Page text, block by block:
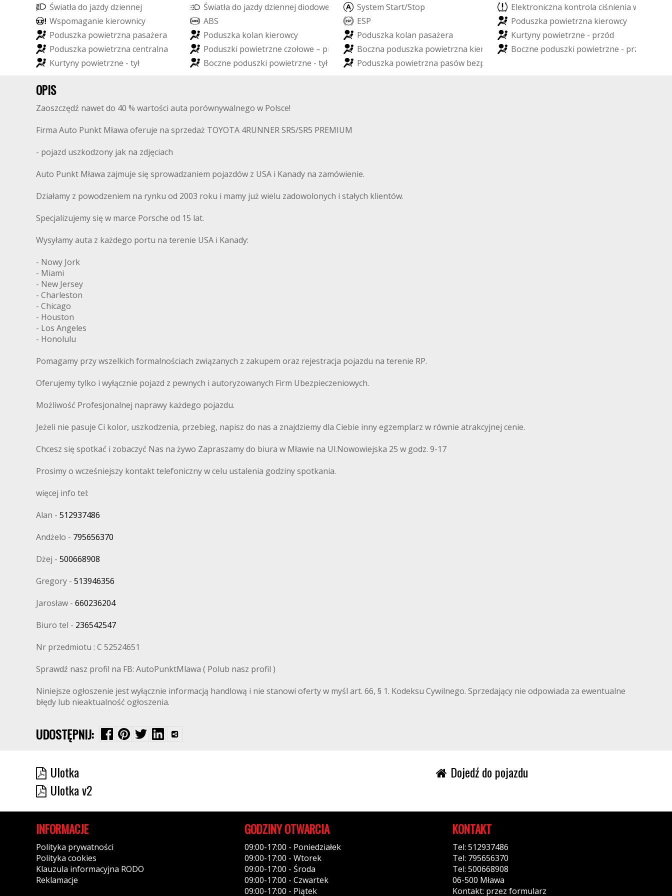
Światła do jazdydziennej Światła do jazdy dziennej diodowe D System Start/Stop Elektroniczna kontrola ciśnienia w
Wspomaganie kierownicy ABS ESP Poduszka powietrzna kierowcy
Poduszka powietrzna pasażera Poduszka kolan kierowcy Poduszka kolan pasażera Kurtyny powietrzne - przód
Poduszka powietrzna centralna Poduszki powietrzne czołowe – pr Boczna poduszka powietrzna kier y Boczne poduszki powietrzne - prz
Kurtyny powietrzne - tył Boczne poduszki powietrzne - tył Poduszka powietrzna pasów bezp
OPIS
Zaoszczędź nawet do 40 % wartości auta porównywalnego w Polsce!
Firma Auto Punkt Mława oferuje na sprzedaż TOYOTA 4RUNNER SR5/SR5 PREMIUM
- pojazd uszkodzony jak na zdjęciach
Auto Punkt Mława zajmuje się sprowadzaniem pojazdów z USA i Kanady na zamówienie.
Działamy z powodzeniem na rynku od 2003 roku i mamy już wielu zadowolonych i stałych klientów.
Specjalizujemy się w marce Porsche od 15 lat.
Wysyłamy auta z każdego portu na terenie USA i Kanady:
- Nowy Jork
- Miami
- New Jersey
- Charleston
- Chicago
- Houston
- Los Angeles
- Honolulu
Pomagamy przy wszelkich formalnościach związanych z zakupem oraz rejestracja pojazdu na terenie RP.
Oferujemy tylko i wyłącznie pojazd z pewnych i autoryzowanych Firm Ubezpieczeniowych.
Możliwość Profesjonalnej naprawy każdego pojazdu.
Jeżeli nie pasuje Ci kolor, uszkodzenia, przebieg, napisz do nas a znajdziemy dla Ciebie inny egzemplarz w równie atrakcyjnej cenie.
Chcesz się spotkać i zobaczyć Nas na żywo Zapraszamy do biura w Mławie na Ul.Nowowiejska 25 w godz. 9-17
Prosimy o wcześniejszy kontakt telefoniczny w celu ustalenia godziny spotkania.
więcej info tel:
Alan - 512937486
Andżelo - 795656370
Dżej - 500668908
Gregory - 513946356
Jarosław - 660236204
Biuro tel - 236542547
Nr przedmiotu : C 52524651
Sprawdź nasz profil na FB: AutoPunktMlawa ( Polub nasz profil )
Niniejsze ogłoszenie jest wyłącznie informacją handlową i nie stanowi oferty w myśl art. 66, § 1. Kodeksu Cywilnego. Sprzedający nie odpowiada za ewentualne
błędy lub nieaktualność ogłoszenia.
UDOSTĘPNIJ:
Ulotka
Ulotka v2
Dojedź do pojazdu
INFORMACJE
Polityka prywatności
Polityka cookies
Klauzula informacyjna RODO
Reklamacje
GODZINY OTWARCIA
09:00-17:00 - Poniedziałek
09:00-17:00 - Wtorek
09:00-17:00 - Środa
09:00-17:00 - Czwartek
09:00-17:00 - Piątek
KONTAKT
Tel: 512937486
Tel: 795656370
Tel: 500668908
06-500 Mława
Kontakt: przez formularz